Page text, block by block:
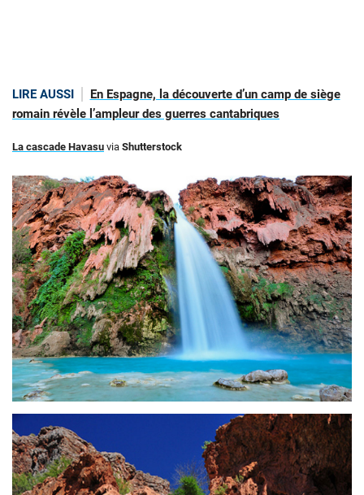
LIRE AUSSI
En Espagne, la découverte d’un camp de siège
romain révèle l’ampleur des guerres cantabriques
La cascade Havasu via Shutterstock